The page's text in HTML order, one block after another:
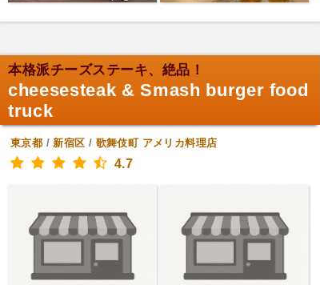
本格派チーズステーキ、絶品！
cheesesteak & Smash burger food
truck
東京都 /新宿区 / 歌舞伎町 アメリカ料理店
4.7